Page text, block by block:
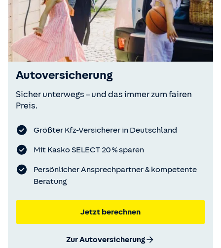
Autoversicherung
Sicher unterwegs – und das immer zum fairen
Preis.
Größter Kfz-Versicherer in Deutschland
Mit Kasko SELECT 20 % sparen
Persönlicher Ansprechpartner & kompetente
Beratung
Jetzt berechnen
Zur Autoversicherung